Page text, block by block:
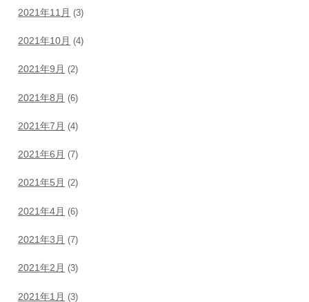
2021年11月 (3)
2021年10月 (4)
2021年9月 (2)
2021年8月 (6)
2021年7月 (4)
2021年6月 (7)
2021年5月 (2)
2021年4月 (6)
2021年3月 (7)
2021年2月 (3)
2021年1月 (3)